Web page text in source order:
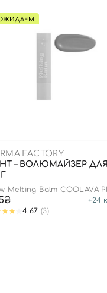
FACTORY
– ВОЛЮМАЙЗЕР
Г
Melting Balm COOLAVA
+24
4.67 (3)
Вы еще не
Номер телефона
Отправляя форму